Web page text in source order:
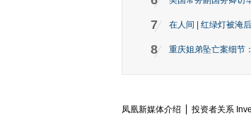
7 在人间 | 红绿灯被淹
8 重庆姐弟坠亡案细节
凤凰新媒体介绍 投资者关系